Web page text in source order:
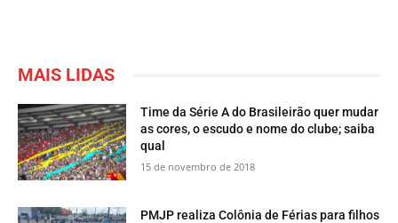
MAIS LIDAS
Time da Série A do Brasileirão quer mudar
as cores, o escudo e nome do clube; saiba
qual
15 de novembro de 2018
PMJP realiza Colônia de Férias para filhos